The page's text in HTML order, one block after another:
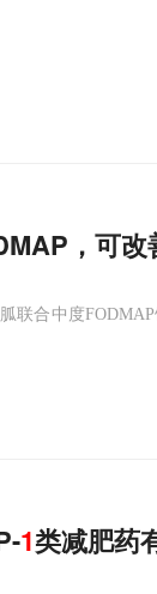
，可
联合中度
1类减肥药